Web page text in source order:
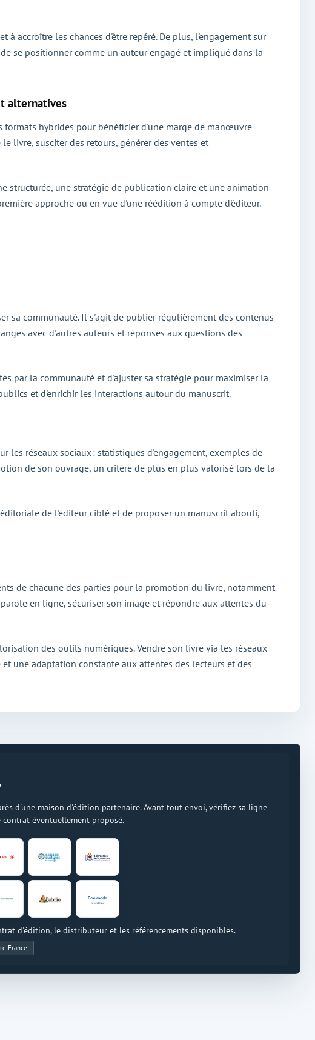
accroître les chances d'être repéré. De plus, l'engagement sur
se positionner comme un auteur engagé et impliqué dans la
alternatives
hybrides pour bénéficier d'une marge de manœuvre
livre, susciter des retours, générer des ventes et
structurée, une stratégie de publication claire et une animation
approche ou en vue d'une réédition à compte d'éditeur.
sa communauté. Il s'agit de publier régulièrement des contenus
avec d'autres auteurs et réponses aux questions des
par la communauté et d'ajuster sa stratégie pour maximiser la
et d'enrichir les interactions autour du manuscrit.
les réseaux sociaux : statistiques d'engagement, exemples de
de son ouvrage, un critère de plus en plus valorisé lors de la
de l'éditeur ciblé et de proposer un manuscrit abouti,
de chacune des parties pour la promotion du livre, notamment
en ligne, sécuriser son image et répondre aux attentes du
des outils numériques. Vendre son livre via les réseaux
une adaptation constante aux attentes des lecteurs et des
d'une maison d'édition partenaire. Avant tout envoi, vérifiez sa ligne
éventuellement proposé.
d'édition, le distributeur et les référencements disponibles.
France.